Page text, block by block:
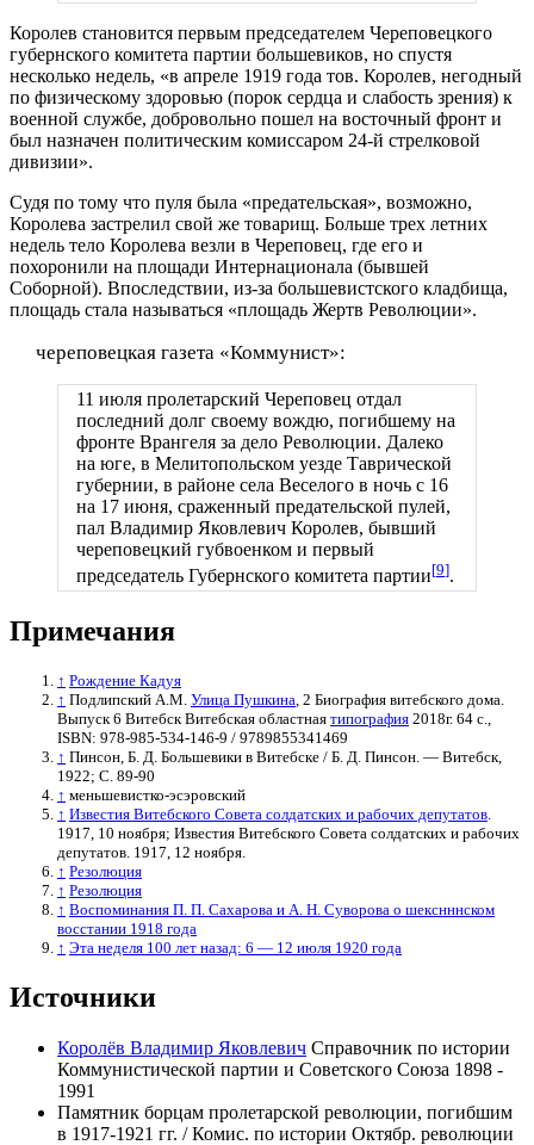
Королев становится первым председателем Череповецкого
губернского комитета партии большевиков, но спустя
несколько недель, «в апреле 1919 года тов. Королев, негодный
по физическому здоровью (порок сердца и слабость зрения) к
военной службе, добровольно пошел на восточный фронт и
был назначен политическим комиссаром 24-й стрелковой
дивизии».
Судя по тому что пуля была «предательская», возможно,
Королева застрелил свой же товарищ. Больше трех летних
недель тело Королева везли в Череповец, где его и
похоронили на площади Интернационала (бывшей
Соборной). Впоследствии, из-за большевистского кладбища,
площадь стала называться «площадь Жертв Революции».
череповецкая газета «Коммунист»:
11 июля пролетарский Череповец отдал
последний долг своему вождю, погибшему на
фронте Врангеля за дело Революции. Далеко
на юге, в Мелитопольском уезде Таврической
губернии, в районе села Веселого в ночь с 16
на 17 июня, сраженный предательской пулей,
пал Владимир Яковлевич Королев, бывший
череповецкий губвоенком и первый
председатель Губернского комитета партии[9].
Примечания
↑ Рождение Кадуя
↑ Подлипский А.М. Улица Пушкина, 2 Биография витебского дома.
Выпуск 6 Витебск Витебская областная типография 2018г. 64 с.,
ISBN: 978-985-534-146-9 / 9789855341469
↑ Пинсон, Б. Д. Большевики в Витебске / Б. Д. Пинсон. — Витебск,
1922; С. 89-90
↑ меньшевистко-эсэровский
↑ Известия Витебского Совета солдатских и рабочих депутатов.
1917, 10 ноября; Известия Витебского Совета солдатских и рабочих
депутатов. 1917, 12 ноября.
↑ Резолюция
↑ Резолюция
↑ Воспоминания П. П. Сахарова и А. Н. Суворова о шекснннском
восстании 1918 года
↑ Эта неделя 100 лет назад: 6 — 12 июля 1920 года
Источники
Королёв Владимир Яковлевич Справочник по истории
Коммунистической партии и Советского Союза 1898 -
1991
Памятник борцам пролетарской революции, погибшим
в 1917-1921 гг. / Комис. по истории Октябр. революции